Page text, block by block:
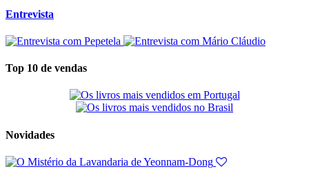
Entrevista
Top 10 de vendas
Novidades